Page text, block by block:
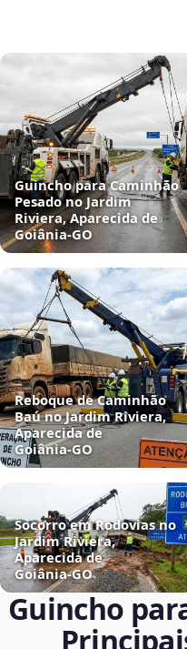
Guincho para Caminhão
Pesado no Jardim
Riviera, Aparecida de
Goiânia‑GO
Reboque de Caminhão
Baú no Jardim Riviera,
Aparecida de
Goiânia‑GO
Socorro em Rodovias no
Jardim Riviera,
Aparecida de
Goiânia‑GO
Guincho